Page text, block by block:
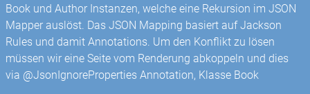
Book und Author Instanzen, welche eine Rekursion im JSON
Mapper auslöst. Das JSON Mapping basiert auf Jackson
Rules und damit Annotations. Um den Konflikt zu lösen
müssen wir eine Seite vom Renderung abkoppeln und dies
via @JsonIgnoreProperties Annotation, Klasse Book